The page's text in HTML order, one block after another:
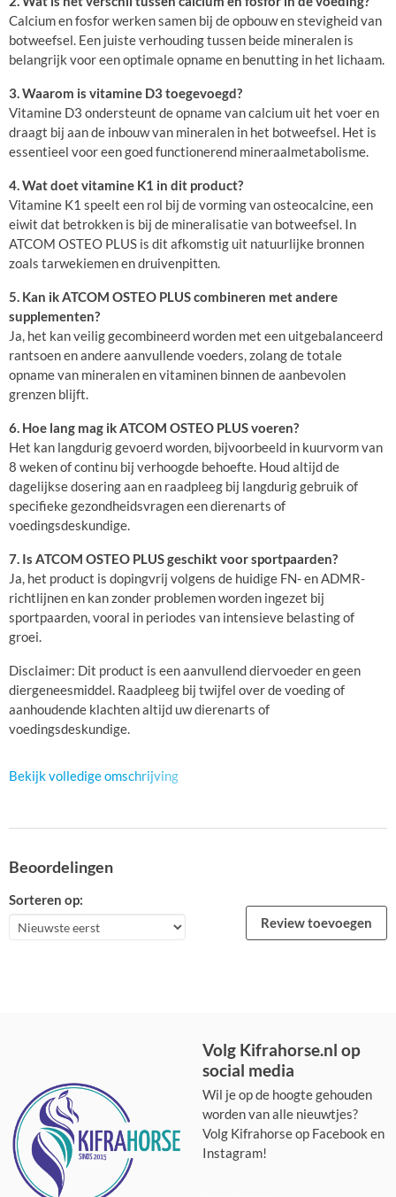
Calcium en fosfor werken samen bij de opbouw en stevigheid van
botweefsel. Een juiste verhouding tussen beide mineralen is
belangrijk voor een optimale opname en benutting in het lichaam.
3. Waarom is vitamine D3 toegevoegd?
Vitamine D3 ondersteunt de opname van calcium uit het voer en
draagt bij aan de inbouw van mineralen in het botweefsel. Het is
essentieel voor een goed functionerend mineraalmetabolisme.
4. Wat doet vitamine K1 in dit product?
Vitamine K1 speelt een rol bij de vorming van osteocalcine, een
eiwit dat betrokken is bij de mineralisatie van botweefsel. In
ATCOM OSTEO PLUS is dit afkomstig uit natuurlijke bronnen
zoals tarwekiemen en druivenpitten.
5. Kan ik ATCOM OSTEO PLUS combineren met andere
supplementen?
Ja, het kan veilig gecombineerd worden met een uitgebalanceerd
rantsoen en andere aanvullende voeders, zolang de totale
opname van mineralen en vitaminen binnen de aanbevolen
grenzen blijft.
6. Hoe lang mag ik ATCOM OSTEO PLUS voeren?
Het kan langdurig gevoerd worden, bijvoorbeeld in kuurvorm van
8 weken of continu bij verhoogde behoefte. Houd altijd de
dagelijkse dosering aan en raadpleeg bij langdurig gebruik of
specifieke gezondheidsvragen een dierenarts of
voedingsdeskundige.
7. Is ATCOM OSTEO PLUS geschikt voor sportpaarden?
Ja, het product is dopingvrij volgens de huidige FN- en ADMR-
richtlijnen en kan zonder problemen worden ingezet bij
sportpaarden, vooral in periodes van intensieve belasting of
groei.
Disclaimer: Dit product is een aanvullend diervoeder en geen
diergeneesmiddel. Raadpleeg bij twijfel over de voeding of
aanhoudende klachten altijd uw dierenarts of
voedingsdeskundige.
Bekijk volledige omschrijving
Beoordelingen
Sorteren op:
Review toevoegen
Volg Kifrahorse.nl op
social media
Wil je op de hoogte gehouden
worden van alle nieuwtjes?
Volg Kifrahorse op Facebook en
Instagram!